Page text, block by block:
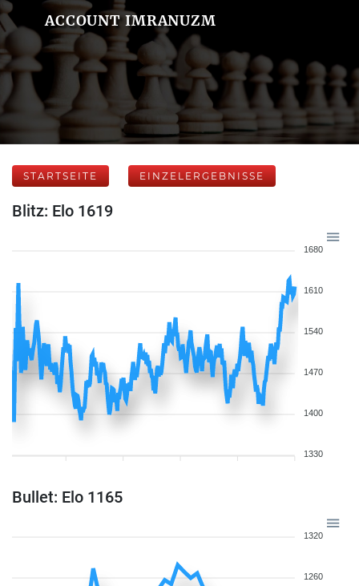
ACCOUNT IMRANUZM
STARTSEITE EINZELERGEBNISSE
Blitz: Elo 1619
1680
1610
1540
1470
1400
1330
Bullet: Elo 1165
1320
1260